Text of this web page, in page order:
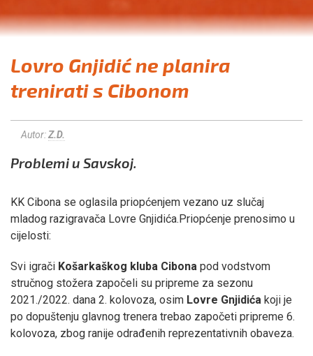
Lovro Gnjidić ne planira
trenirati s Cibonom
Autor:Z.D.
Problemi u Savskoj.
KK Cibona se oglasila priopćenjem vezano uz slučaj
mladog razigravača Lovre Gnjidića.Priopćenje prenosimo u
cijelosti:
Svi igrači Košarkaškog kluba Cibona pod vodstvom
stručnog stožera započeli su pripreme za sezonu
2021./2022. dana 2. kolovoza, osim Lovre Gnjidića koji je
po dopuštenju glavnog trenera trebao započeti pripreme 6.
kolovoza, zbog ranije odrađenih reprezentativnih obaveza.